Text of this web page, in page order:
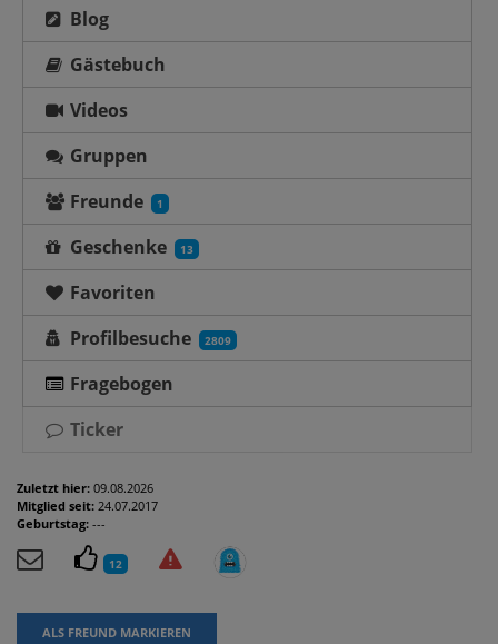
Blog
Gästebuch
Videos
Gruppen
Freunde
1
Geschenke 13
Favoriten
Profilbesuche
2809
Fragebogen
Ticker
Zuletzt hier: 09.08.2026
Mitglied seit: 24.07.2017
Geburtstag: ---
12
ALS FREUND MARKIEREN